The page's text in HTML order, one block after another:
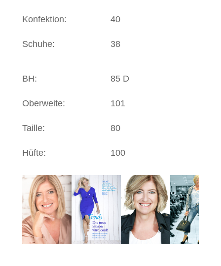
Konfektion: 40
Schuhe: 38
BH: 85 D
Oberweite: 101
Taille: 80
Hüfte: 100